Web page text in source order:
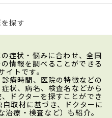
を探す
症状・悩みに合わせ、全国
情報を調べることができる
イトです。
療時間、医院の特徴などの
状、病名、検査名などから
ドクターを探すことができ
取材に基づき、ドクターに
療・検査など）も紹介。